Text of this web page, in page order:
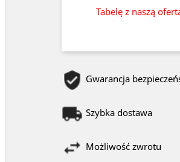
Tabelę z naszą
Gwarancja
Szybka dostawa
Możliwość zwrotu